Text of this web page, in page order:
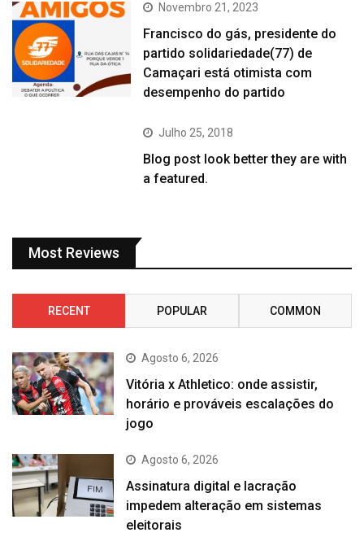
Novembro 21, 2023
Francisco do gás, presidente do
partido solidariedade(77) de
Camaçari está otimista com
desempenho do partido
Julho 25, 2018
Blog post look better they are with
a featured.
Most Reviews
RECENT POPULAR COMMON
Agosto 6, 2026
Vitória x Athletico: onde assistir,
horário e prováveis escalações do
jogo
Agosto 6, 2026
Assinatura digital e lacração
impedem alteração em sistemas
eleitorais